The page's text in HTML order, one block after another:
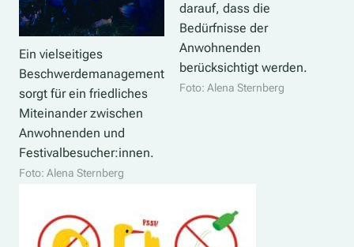
Ein vielseitiges
Beschwerdemanagement
sorgt für ein friedliches
Miteinander zwischen
Anwohnenden und
Festivalbesucher:innen.
Foto: Alena Sternberg
darauf, dass die
Bedürfnisse der
Anwohnenden
berücksichtigt werden.
Foto: Alena Sternberg